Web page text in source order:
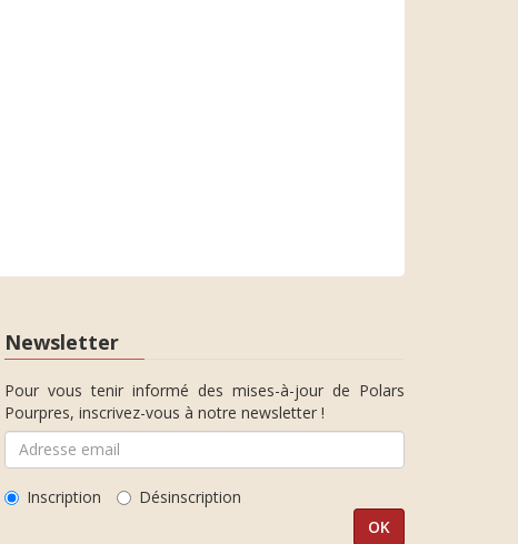
Newsletter
Pour vous tenir informé des mises-à-jour de Polars
Pourpres, inscrivez-vous à notre newsletter !
Inscription Désinscription